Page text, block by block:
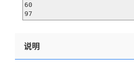
60
97
说明